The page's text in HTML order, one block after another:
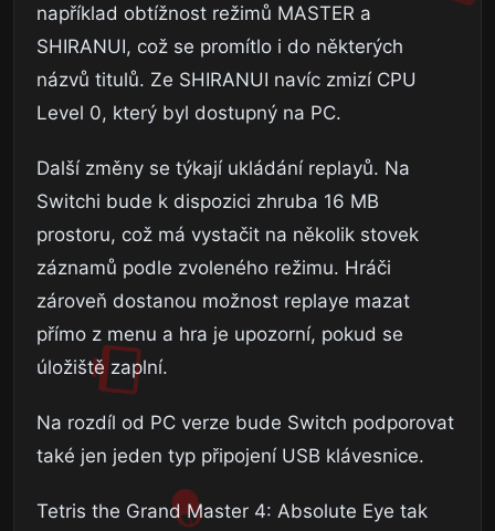
například obtížnost režimů MASTER a
SHIRANUI, což se promítlo i do některých
názvů titulů. Ze SHIRANUI navíc zmizí CPU
Level 0, který byl dostupný na PC.
Další změny se týkají ukládání replayů. Na
Switchi bude k dispozici zhruba 16 MB
prostoru, což má vystačit na několik stovek
záznamů podle zvoleného režimu. Hráči
zároveň dostanou možnost replaye mazat
přímo z menu a hra je upozorní, pokud se
úložiště zaplní.
Na rozdíl od PC verze bude Switch podporovat
také jen jeden typ připojení USB klávesnice.
Tetris the Grand Master 4: Absolute Eye tak